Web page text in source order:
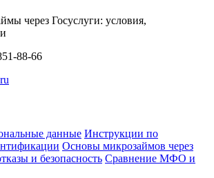
через Госуслуги: условия,
88-66
данные Инструкции по
Основы микрозаймов через
и безопасность Сравнение МФО и